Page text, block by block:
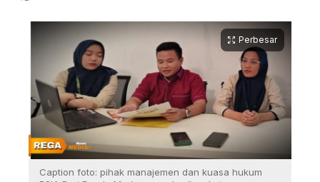
Perbesar
Caption foto: pihak manajemen dan kuasa hukum